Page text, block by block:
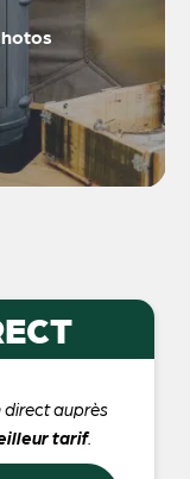
direct auprès
tarif.